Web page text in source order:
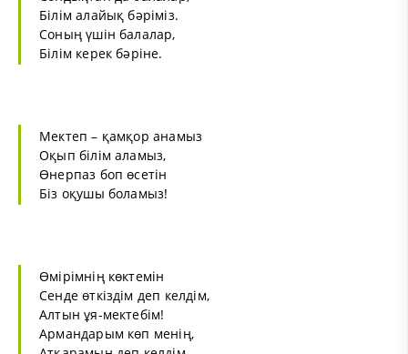
Білім алайық бәріміз.
Соның үшін балалар,
Білім керек бәріне.
Мектеп – қамқор анамыз
Оқып білім аламыз,
Өнерпаз боп өсетін
Біз оқушы боламыз!
Өмірімнің көктемін
Сенде өткіздім деп келдім,
Алтын ұя-мектебім!
Армандарым көп менің,